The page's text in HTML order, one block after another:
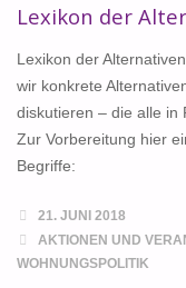
WIE
Lexikon der
Lexikon der
wir konkrete
diskutieren – die alle in
Zur Vorbereitung hier
Begriffe:
21. JUNI 2018
AKTIONEN UND
WOHNUNGSPOLITIK